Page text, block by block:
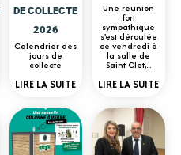
DE COLLECTE
2026
Calendrier des
jours de
collecte
LIRE LA SUITE
Une réunion
fort
sympathique
s'est déroulée
ce vendredi à
la salle de
Saint Clet,...
LIRE LA SUITE